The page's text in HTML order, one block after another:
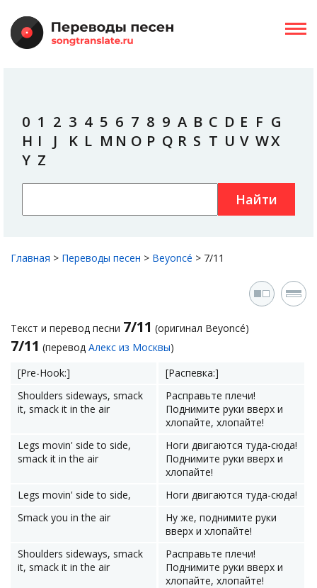
0 1 2 3 4 5 6 7 8 9 A B C D E F G
H I J K L M N O P Q R S T U V WX
Y Z
Найти
Главная > Переводы песен > Beyoncé > 7/11
Текст и перевод песни 7/11 (оригинал Beyoncé)
7/11 (перевод Алекс из Москвы)
[Pre-Hook:]
[Распевка:]
Shoulders sideways, smack
it, smack it in the air
Расправьте плечи!
Поднимите руки вверх и
хлопайте, хлопайте!
Legs movin' side to side,
smack it in the air
Ноги двигаются туда-сюда!
Поднимите руки вверх и
хлопайте!
Legs movin' side to side,
Ноги двигаются туда-сюда!
Smack you in the air
Ну же, поднимите руки
вверх и хлопайте!
Shoulders sideways, smack
it, smack it in the air
Расправьте плечи!
Поднимите руки вверх и
хлопайте, хлопайте!